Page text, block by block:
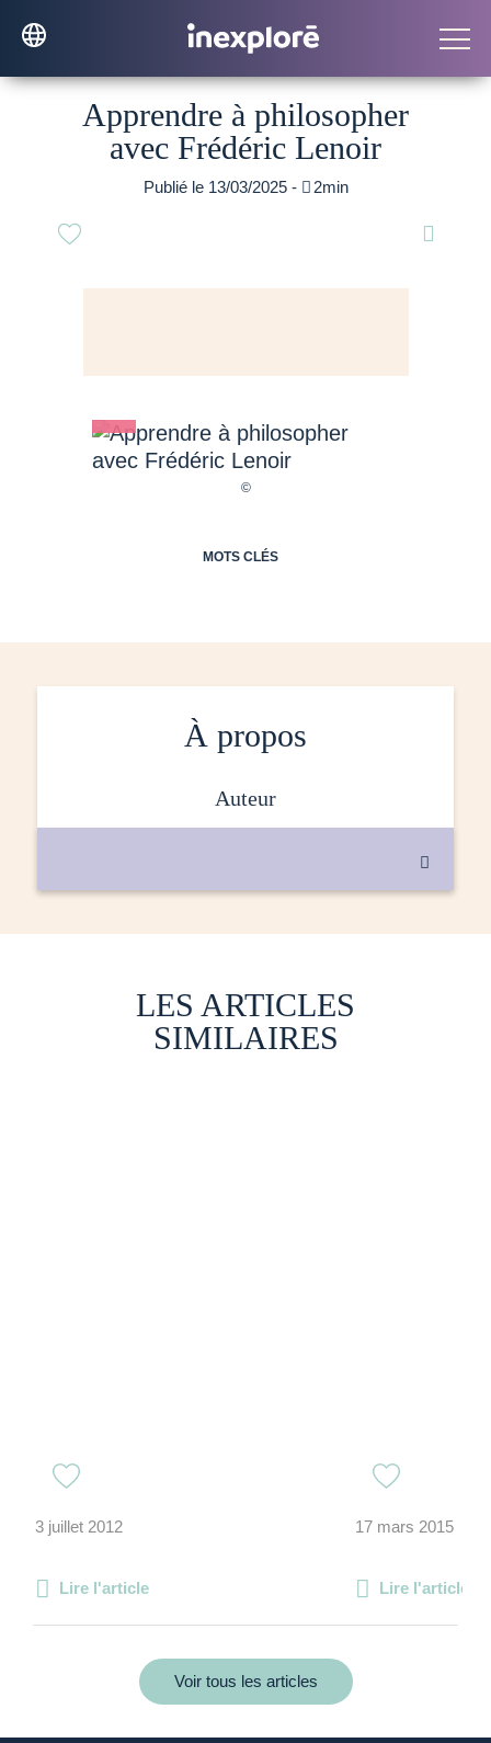
Apprendre à philosopher
avec Frédéric Lenoir
Publié le 13/03/2025 -  2min

MOTS CLÉS
À propos
auteur

LES ARTICLES
SIMILAIRES
3 juillet 2012
Lire l'article
17 mars 2015
Lire l'article
Voir tous les articles